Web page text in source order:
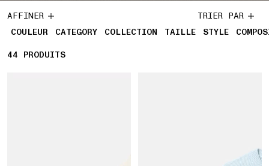
AFFINER
COULEUR
CATEGORY COLLECTION TAILLE STYLE
TRIER PAR
44 44 PRODUITS
PRODUITS